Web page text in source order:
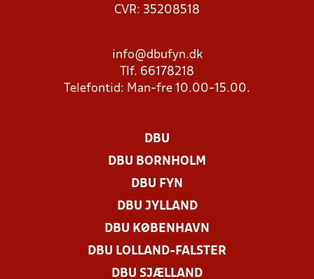
CVR: 35208518
info@dbufyn.dk
Tlf. 66178218
Telefontid: Man-fre 10.00-15.00.
DBU
DBU BORNHOLM
DBU FYN
DBU JYLLAND
DBU KØBENHAVN
DBU LOLLAND-FALSTER
DBU SJÆLLAND